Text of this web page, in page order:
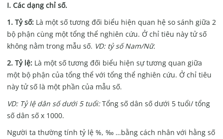
I. Các dạng chỉ số.
1. Tỷ số:Là một số tương đối biểu hiện quan hệ so sánh giữa 2
bộ phận cùng một tổng thể nghiên cứu. Ở chỉ tiêu này tử số
không nằm trong mẫu số. VD: tỷ số Nam/Nữ.
2. Tỷ lệ:Là một số tương đối biểu hiện sự tương quan giữa
một bộ phận của tổng thể với tổng thể nghiên cứu. Ở chỉ tiêu
này tử số là một phần của mẫu số.
VD: Tỷ lệ dân số dưới 5 tuổi:Tổng số dân số dưới 5 tuổi/ tổng
số dân số x 1000.
Người ta thường tính tỷ lệ %, ‰ …bằng cách nhân với hằng số